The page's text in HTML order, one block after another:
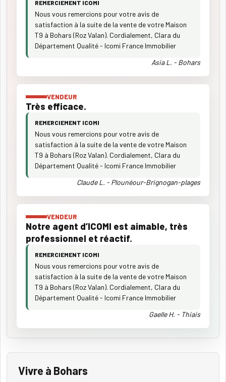
REMERCIEMENT ICOMI
Nous vous remercions pour votre avis de
satisfaction à la suite de la vente de votre Maison
T9 à Bohars (Roz Valan). Cordialement, Clara du
Département Qualité - Icomi France Immobilier
Asia L. - Bohars
VENDEUR
Très efficace.
REMERCIEMENT ICOMI
Nous vous remercions pour votre avis de
satisfaction à la suite de la vente de votre Maison
T9 à Bohars (Roz Valan). Cordialement, Clara du
Département Qualité - Icomi France Immobilier
Claude L. - Plounéour-Brignogan-plages
VENDEUR
Notre agent d’ICOMI est aimable, très
professionnel et réactif.
REMERCIEMENT ICOMI
Nous vous remercions pour votre avis de
satisfaction à la suite de la vente de votre Maison
T9 à Bohars (Roz Valan). Cordialement, Clara du
Département Qualité - Icomi France Immobilier
Gaelle H. - Thiais
Vivre à Bohars